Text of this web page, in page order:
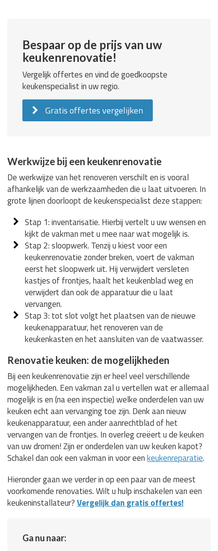
Bespaar op de prijs van uw
keukenrenovatie!
Vergelijk offertes en vind de goedkoopste
keukenspecialist in uw regio.
Gratis offertes vergelijken
Werkwijze bij een keukenrenovatie
De werkwijze van het renoveren verschilt en is vooral
afhankelijk van de werkzaamheden die u laat uitvoeren. In
grote lijnen doorloopt de keukenspecialist deze stappen:
Stap 1: inventarisatie. Hierbij vertelt u uw wensen en
kijkt de vakman met u mee naar wat mogelijk is.
Stap 2: sloopwerk. Tenzij u kiest voor een
keukenrenovatie zonder breken, voert de vakman
eerst het sloopwerk uit. Hij verwijdert versleten
kastjes of frontjes, haalt het keukenblad weg en
verwijdert dan ook de apparatuur die u laat
vervangen.
Stap 3: tot slot volgt het plaatsen van de nieuwe
keukenapparatuur, het renoveren van de
keukenkasten en het aansluiten van de vaatwasser.
Renovatie keuken: de mogelijkheden
Bij een keukenrenovatie zijn er heel veel verschillende
mogelijkheden. Een vakman zal u vertellen wat er allemaal
mogelijk is en (na een inspectie) welke onderdelen van uw
keuken echt aan vervanging toe zijn. Denk aan nieuw
keukenapparatuur, een ander aanrechtblad of het
vervangen van de frontjes. In overleg creëert u de keuken
van uw dromen! Zijn er onderdelen van uw keuken kapot?
Schakel dan ook een vakman in voor eenkeukenreparatie.
Hieronder gaan we verder in op een paar van de meest
voorkomende renovaties. Wilt u hulp inschakelen van een
keukeninstallateur?Vergelijk dan gratis offertes!
Ga nu naar: